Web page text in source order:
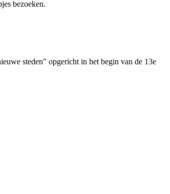
bezoeken.
steden" opgericht in het begin van de 13e